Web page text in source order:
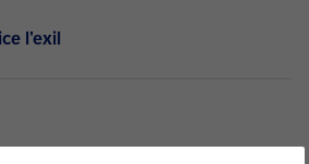
l'exil